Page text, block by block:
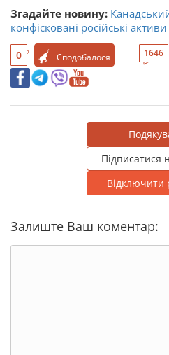
Згадайте новину:
конфісковані російські
0 Сподобалося 1646
Підписатися
Відключити
Залиште Ваш коментар: